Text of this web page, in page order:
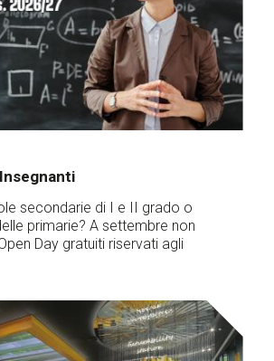
secondarie di I e II grado o
primarie? A settembre non
Day gratuiti riservati agli